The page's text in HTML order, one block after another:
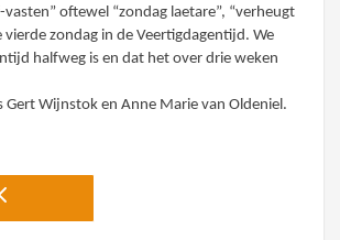
vasten” oftewel “zondag laetare”, “verheugt
vierde zondag in de Veertigdagentijd. We
halfweg is en dat het over drie weken
Gert Wijnstok en Anne Marie van Oldeniel.